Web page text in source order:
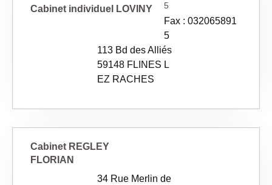
Cabinet individuel LOVINY
5
Fax : 032065891
5
113 Bd des Alliés
59148 FLINES L
EZ RACHES
Cabinet REGLEY
FLORIAN
34 Rue Merlin de